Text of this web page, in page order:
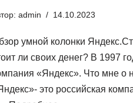
admin 14.10.2023
умной колонки
ли своих денег? В 1997
«Яндекс». Что мне о
это российская